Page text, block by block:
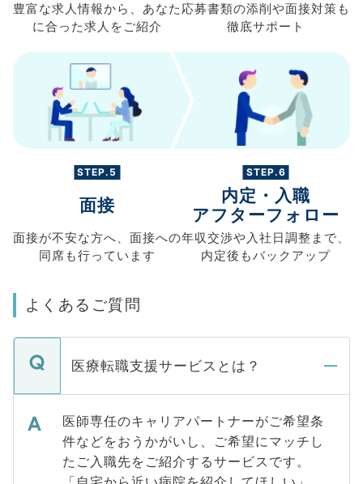
豊富な求人情報から、 あなた
に合った求人を ご紹介
応募書類の添削や面接対策も
徹底サポート
STEP.5
面接
面接が不安な方へ、 面接への
同席も行っています
STEP.6
内定・入職
アフターフォロー
年収交渉や入社日調整まで、
内定後もバックアップ
よくあるご質問
医療転職支援サービスとは？
医師専任のキャリアパートナーがご希望条
件などをおうかがいし、ご希望にマッチし
たご入職先をご紹介するサービスです。